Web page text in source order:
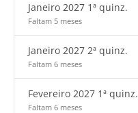
Janeiro 2027 1ª quinz.
Faltam 5 meses
Janeiro 2027 2ª quinz.
Faltam 6 meses
Fevereiro 2027 1ª quinz.
Faltam 6 meses